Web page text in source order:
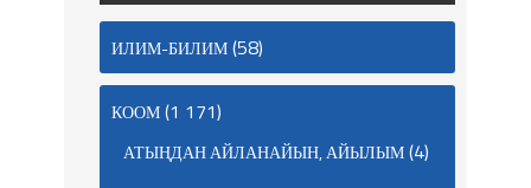
ИЛИМ-БИЛИМ(58)
КООМ(1 171)
АТЫҢДАН АЙЛАНАЙЫН, АЙЫЛЫМ(4)